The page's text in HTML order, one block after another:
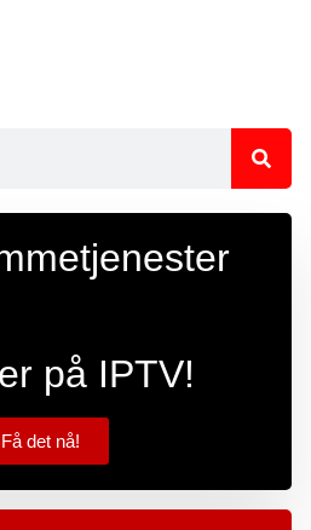
på IPTV!
Få det nå!